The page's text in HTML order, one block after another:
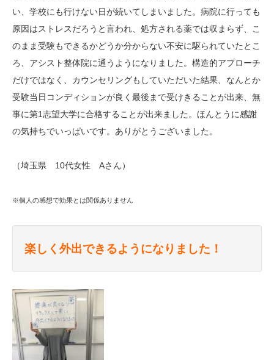
い、学校にも行けない日が続いてしまいました。病院に行っても
原因はストレスだろうと言われ、処方される薬では収まらず、こ
のまま受験もできるかどうか分からない不安に駆られていたとこ
ろ、アシスト整体院に通うようになりました。構造的アプローチ
だけではなく、カウンセリングもしていただいた結果、なんとか
受験当日コンディションが良く最後まで受けきることが出来、無
事に第1志望大学に合格することが出来ました。ほんとうに感謝
の気持ちでいっぱいです。ありがとうございました。
（埼玉県 10代女性 Aさん）
※個人の感想で効果とは関係ありません
楽しく外出できるようになりました！